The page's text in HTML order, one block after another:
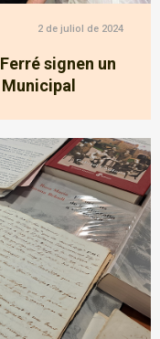
2 de juliol de 2024
signen un